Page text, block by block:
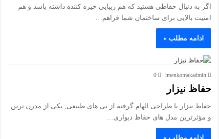
اگر به دنبال حفاظی هستید که هم زیبایی خیره کننده داشته باسد و هم
امنیت بالایی برای ساختمان شما فراهم…
ادامه مطلب »
imenkomakadmin
0
حفاظ نیزار
حفاظ نیزار با طراحی الهام گرفته از نی های طبیعی, یکی از مدرن ترین
و مؤثرترین مدل های حفاظ دیواری…